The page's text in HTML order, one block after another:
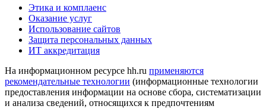
Этика и комплаенс
Оказание услуг
Использование сайтов
Защита персональных данных
ИТ аккредитация
На информационном ресурсе hh.ru применяются
рекомендательные технологии (информационные технологии
предоставления информации на основе сбора, систематизации
и анализа сведений, относящихся к предпочтениям